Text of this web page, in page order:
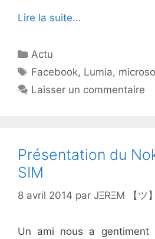
Lire la suite…
Catégories
Actu
Étiquettes
Facebook, Lumia,
Laisser un commentaire
Présentation du
SIM
8 avril 2014 par JΞRΞM 【ツ】
Un ami nous a gentiment